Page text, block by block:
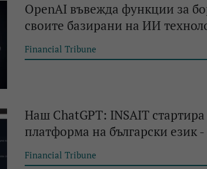
OpenAI въвежда функции за
своите базирани на ИИ
Financial Tribune
Наш ChatGPT: INSAIT
платформа на български език -
Financial Tribune